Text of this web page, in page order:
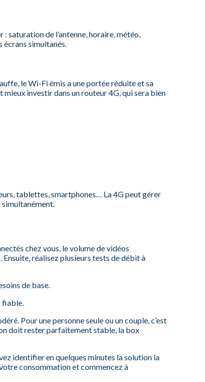
saturation de l’antenne, horaire, météo,
simultanés.
le Wi-Fi émis a une portée réduite et sa
investir dans un routeur 4G, qui sera bien
tablettes, smartphones… La 4G peut gérer
chez vous, le volume de vidéos
réalisez plusieurs tests de débit à
de base.
fiable.
Pour une personne seule ou un couple, c’est
doit rester parfaitement stable, la box
identifier en quelques minutes la solution la
consommation et commencez à